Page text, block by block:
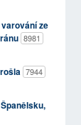
ze
8981
7944